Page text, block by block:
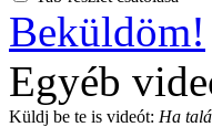
Beküldöm!
Egyéb
Küldj be te is videót: Ha